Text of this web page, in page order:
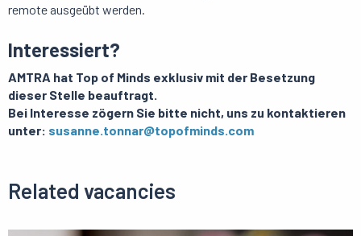
remote ausgeübt werden.
Interessiert?
AMTRA hat Top of Minds exklusiv mit der Besetzung
dieser Stelle beauftragt.
Bei Interesse zögern Sie bitte nicht, uns zu kontaktieren
unter: susanne.tonnar@topofminds.com
Related vacancies